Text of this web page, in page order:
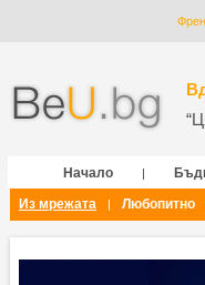
Начало |
Из мрежата
| Любопитно